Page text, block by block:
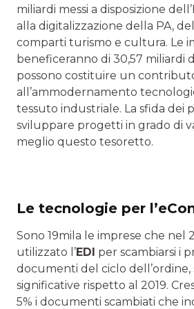
miliardi messi a disposizione
alla digitalizzazione della PA,
comparti turismo e cultura. Le
beneficeranno di 30,57 miliardi
possono costituire un
all’ammodernamento
tessuto industriale. La sfida dei
sviluppare progetti in grado di
meglio questo tesoretto.
Le tecnologie per
Sono 19mila le imprese che nel
utilizzato l’EDI per scambiarsi i
documenti del ciclo dell’ordine,
significative rispetto al 2019.
5% i documenti scambiati che